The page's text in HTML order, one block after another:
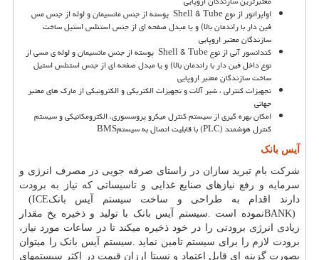
اواپراتور از نوعShell & Tube پوسته از جنس مانسیمان و لوله از جنس مس
فین دار با راندمان بالا) و یا مبدل صفحه ای از جنس استنلس استیل ساخت
سازندگان معتبر اروپایی
کندانسور آبی از نوعShell & Tube پوسته از جنس مانسیمان و لوله ی مسی از
نوع داخل فین دار با راندمان بالا) و یا مبدل صفحه ای از جنس استنلس استیل
ساخت سازندگان معتبر اروپایی
تجهیزات کنترلی ، شیر آلات و تجهیزات الکتریکی و الکترونیکی از مارک های معتبر
جهانی
امکان بهره گیری از سیستم کنترل میکرو پروسسوری، الکترومکانیکی و سیستم
کنترل هوشمند(PLC)با قابلیت اتصال به سیستمBMS
آیس بانک
شرکت بام تبرید سازان در راستای صرفه جویی در مصرف انرژی و
سرمایه و رفع نیازهای صنایع غذایی و تاسیساتی که نیاز به برودت
دارند اقدام به طراحی و ساخت سیستم آیس بانک(ICE
BANK)نموده است .سیستم آیس بانک با تولید و ذخیره یخ مقدار
زیادی انرژی برودتی را در خود ذخیره میکند تا در ساعات مورد نیاز،
برودت لازم را برای سیستم تامین نماید.سیستم آیس بانک را میتوان
بصورت گزینه ای قابل اعتماد و نسبتا ارزان قیمت در اکثر سیستمهای